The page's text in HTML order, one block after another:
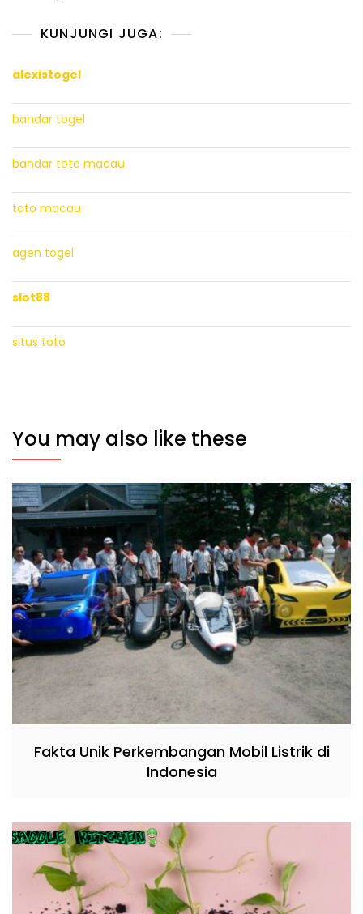
KUNJUNGI JUGA:
alexistogel
bandar togel
bandar toto macau
toto macau
agen togel
slot88
situs toto
You may also like these
Fakta Unik Perkembangan Mobil Listrik di
Indonesia